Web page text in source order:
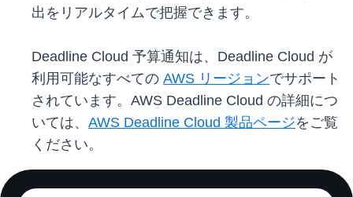
出をリアルタイムで把握できます。
Deadline Cloud 予算通知は、Deadline Cloud が
利用可能なすべての AWS リージョンでサポート
されています。AWS Deadline Cloud の詳細につ
いては、 AWS Deadline Cloud 製品ページをご覧
ください。